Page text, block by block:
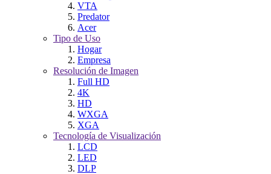
VTA
Predator
Acer
Tipo de Uso
Hogar
Empresa
Resolución de Imagen
Full HD
4K
HD
WXGA
XGA
Tecnología de Visualización
LCD
LED
DLP